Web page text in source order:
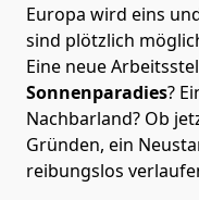
Europa wird eins
sind plötzlich
Eine neue
Sonnenparadies?
Nachbarland? Ob
Gründen, ein
reibungslos